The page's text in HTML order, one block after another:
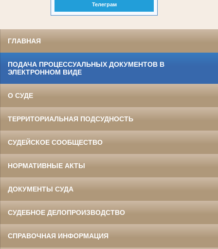
Телеграм
ГЛАВНАЯ
ПОДАЧА ПРОЦЕССУАЛЬНЫХ ДОКУМЕНТОВ В
ЭЛЕКТРОННОМ ВИДЕ
О СУДЕ
ТЕРРИТОРИАЛЬНАЯ ПОДСУДНОСТЬ
СУДЕЙСКОЕ СООБЩЕСТВО
НОРМАТИВНЫЕ АКТЫ
ДОКУМЕНТЫ СУДА
СУДЕБНОЕ ДЕЛОПРОИЗВОДСТВО
СПРАВОЧНАЯ ИНФОРМАЦИЯ